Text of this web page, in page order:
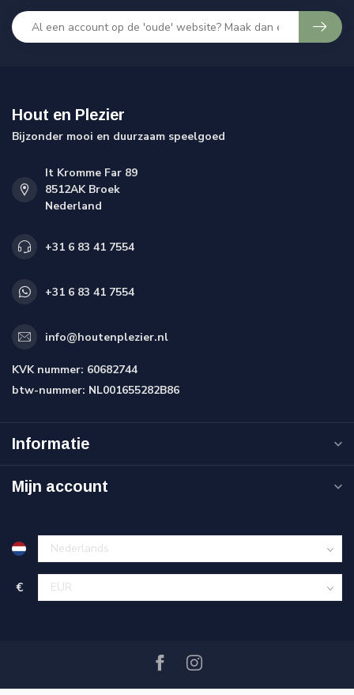
Hout en Plezier
Bijzonder mooi en duurzaam speelgoed
It Kromme Far 89
8512AK Broek
Nederland
+31 6 83 41 7554
+31 6 83 41 7554
info@houtenplezier.nl
KVK nummer: 60682744
btw-nummer: NL001655282B86
Informatie
Mijn account
€